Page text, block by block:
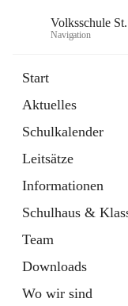
Volksschule
Navigation
Start
Aktuelles
Schulkalender
Leitsätze
Informationen
Schulhaus &
Team
Downloads
Wo wir sind